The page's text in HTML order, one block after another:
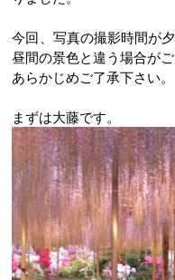
今回、写真の撮影時間が
昼間の景色と違う場合がご
あらかじめご了承下さい。
まずは大藤です。